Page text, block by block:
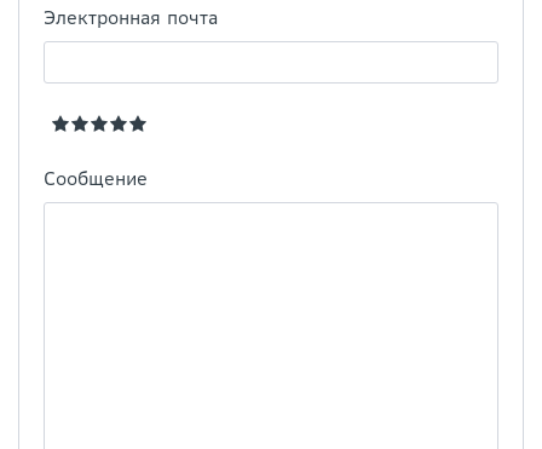
Электронная почта
Сообщение